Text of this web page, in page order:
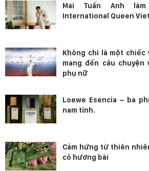
Mai Tuấn Anh
International Queen
Không chỉ là một chiếc
mang đến câu
phụ nữ
Loewe Esencia – ba
nam tính.
Cảm hứng từ thiên
cỏ hương bài